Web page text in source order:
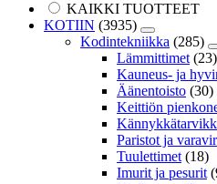
KAIKKI TUOTTEET
KOTIIN (3935)
Kodintekniikka (285)
Lämmittimet (23)
Kauneus- ja
Äänentoisto (30)
Keittiön
Paristot ja
Tuulettimet (18)
Imurit ja pesurit